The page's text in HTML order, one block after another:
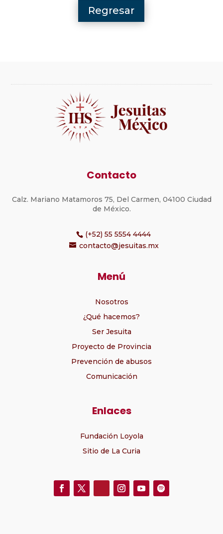
Regresar
Contacto
Calz. Mariano Matamoros 75, Del Carmen, 04100 Ciudad
de México.
(+52) 55 5554 4444
contacto@jesuitas.mx
Menú
Nosotros
¿Qué hacemos?
Ser Jesuita
Proyecto de Provincia
Prevención de abusos
Comunicación
Enlaces
Fundación Loyola
Sitio de La Curia